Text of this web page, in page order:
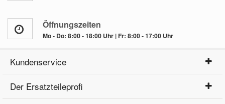
Öffnungszeiten
Mo - Do: 8:00 - 18:00 Uhr | Fr: 8:00 - 17:00 Uhr
Kundenservice
Der Ersatzteileprofi